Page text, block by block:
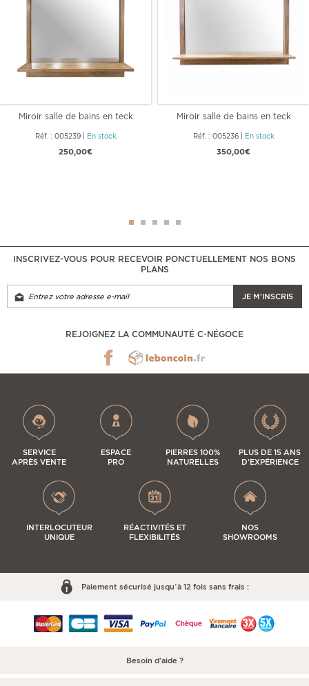
Miroir salle de bains en teck
Réf. : 005239| En stock
250,00€
Miroir salle de bains en teck
Réf. : 005236| En stock
350,00€
INSCRIVEZ-VOUS POUR RECEVOIR PONCTUELLEMENT NOS BONS
PLANS
JE M'INSCRIS
REJOIGNEZ LA COMMUNAUTÉ C-NÉGOCE
SERVICE
APRÈS VENTE
ESPACE
PRO
PIERRES 100%
NATURELLES
PLUS DE 15 ANS
D'EXPÉRIENCE
INTERLOCUTEUR
UNIQUE
RÉACTIVITÉS ET
FLEXIBILITÉS
NOS
SHOWROOMS
Paiement sécurisé jusqu’à 12 fois sans frais :
Besoin d'aide ?